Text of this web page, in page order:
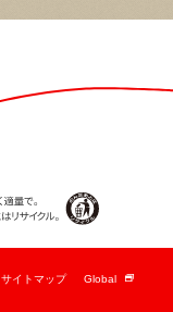
サイトマップ Global
新